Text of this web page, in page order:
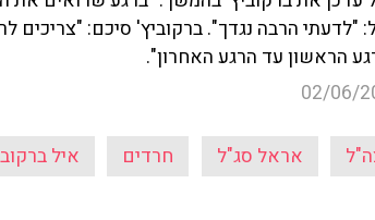
"לדעתי הרבה נגדך". ברקוביץ' סיכם:
הראשון עד הרגע האחרון".
02/06/
אראל סג"ל חרדים איל